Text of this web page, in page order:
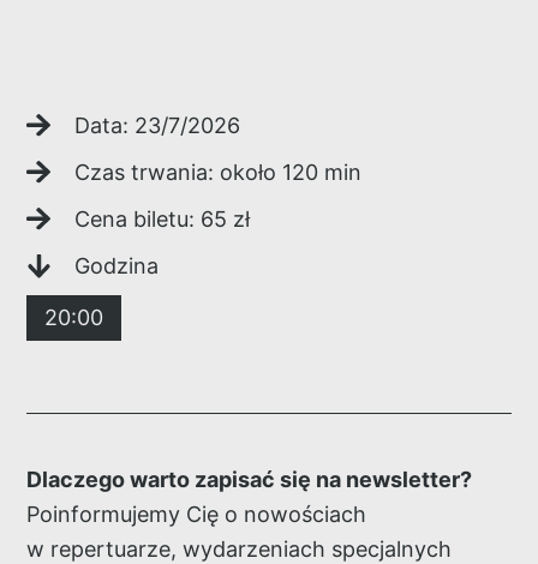
Data: 23/7/2026
Czas trwania: około 120 min
Cena biletu: 65 zł
Godzina
20:00
Dlaczego warto zapisać się na newsletter?
Poinformujemy Cię o nowościach
w repertuarze, wydarzeniach specjalnych